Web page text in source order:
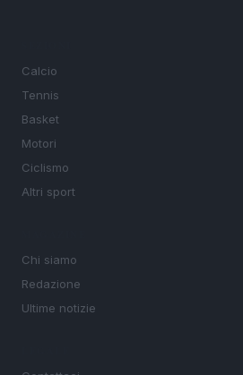
Calcio
Tennis
Basket
Motori
Ciclismo
Altri sport
Chi siamo
Redazione
Ultime notizie